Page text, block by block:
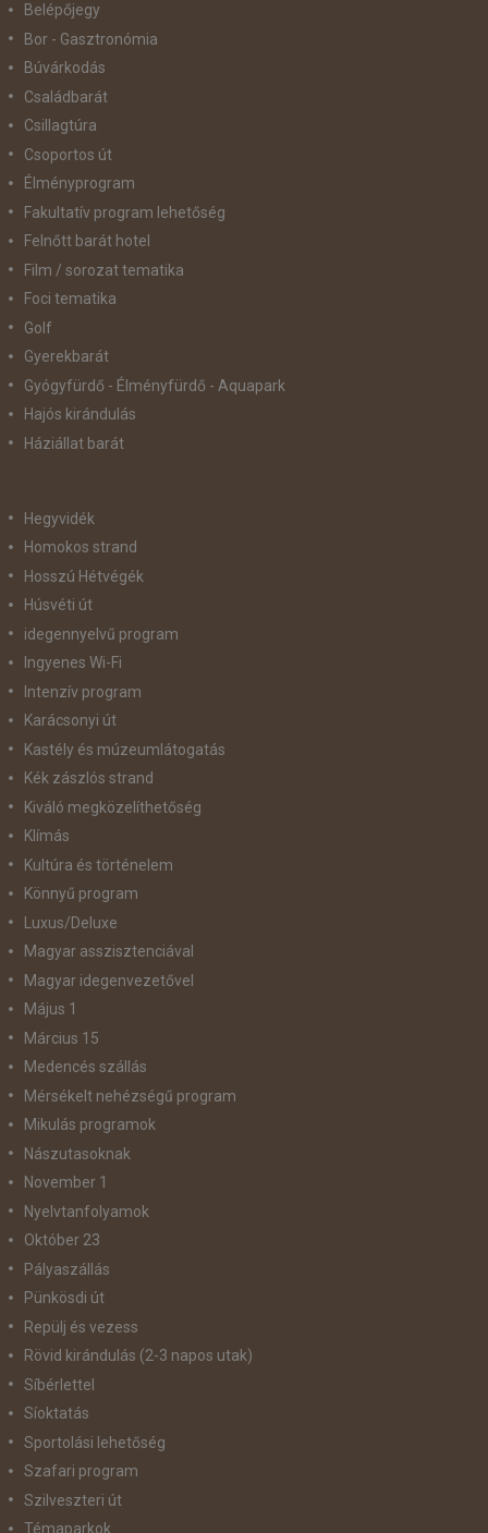
Belépőjegy
Bor - Gasztronómia
Búvárkodás
Családbarát
Csillagtúra
Csoportos út
Élményprogram
Fakultatív program lehetőség
Felnőtt barát hotel
Film / sorozat tematika
Foci tematika
Golf
Gyerekbarát
Gyógyfürdő - Élményfürdő - Aquapark
Hajós kirándulás
Háziállat barát
Hegyvidék
Homokos strand
Hosszú Hétvégék
Húsvéti út
idegennyelvű program
Ingyenes Wi-Fi
Intenzív program
Karácsonyi út
Kastély és múzeumlátogatás
Kék zászlós strand
Kiváló megközelíthetőség
Klímás
Kultúra és történelem
Könnyű program
Luxus/Deluxe
Magyar asszisztenciával
Magyar idegenvezetővel
Május 1
Március 15
Medencés szállás
Mérsékelt nehézségű program
Mikulás programok
Nászutasoknak
November 1
Nyelvtanfolyamok
Október 23
Pályaszállás
Pünkösdi út
Repülj és vezess
Rövid kirándulás (2-3 napos utak)
Síbérlettel
Síoktatás
Sportolási lehetőség
Szafari program
Szilveszteri út
Témaparkok